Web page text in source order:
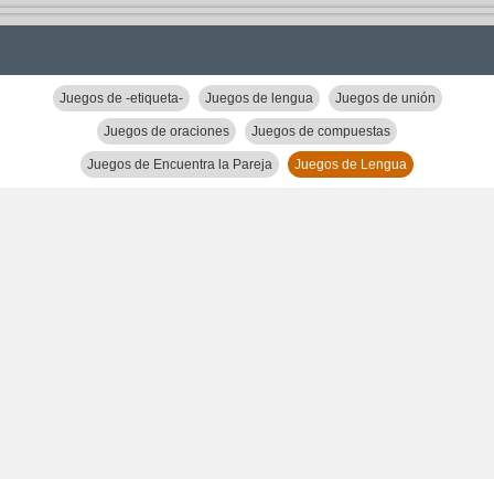
Juegos de -etiqueta- Juegos de lengua Juegos de unión
Juegos de oraciones Juegos de compuestas
Juegos de Encuentra la Pareja Juegos de Lengua